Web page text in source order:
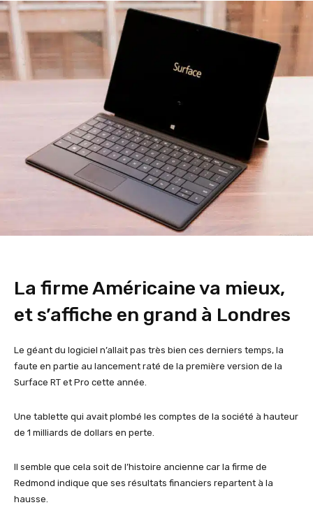
La firme Américaine va mieux,
et s’affiche en grand à Londres
Le géant du logiciel n’allait pas très bien ces derniers temps, la
faute en partie au lancement raté de la première version de la
Surface RT et Pro cette année.
Une tablette qui avait plombé les comptes de la société à hauteur
de 1 milliards de dollars en perte.
Il semble que cela soit de l’histoire ancienne car la firme de
Redmond indique que ses résultats financiers repartent à la
hausse.